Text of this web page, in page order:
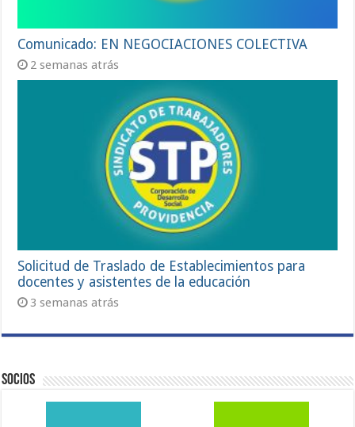
Comunicado: EN NEGOCIACIONES COLECTIVA
2 semanas atrás
Solicitud de Traslado de Establecimientos para
docentes y asistentes de la educación
3 semanas atrás
Socios